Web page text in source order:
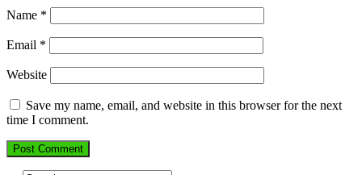
Name *
Email *
Website
Save my name, email, and website in this browser for the next
time I comment.